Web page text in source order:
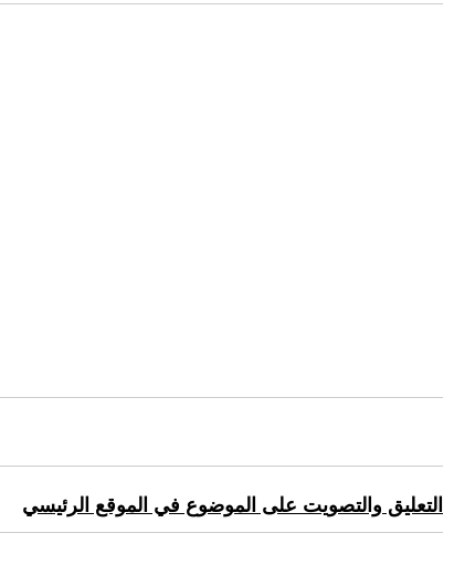
التعليق والتصويت على الموضوع في الموقع الرئيسي